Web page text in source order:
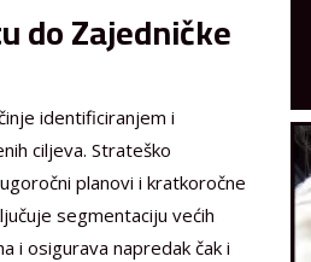
do Zajedničke
identificiranjem i
ciljeva. Strateško
planovi i kratkoročne
segmentaciju većih
i osigurava napredak čak i